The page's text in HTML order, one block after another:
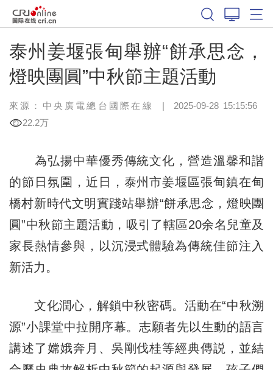
泰州姜堰張甸舉辦“餅承思念，
燈映團圓”中秋節主題活動
來源：中央廣電總台國際在線 | 2025-09-28 15:15:56
22.2万
為弘揚中華優秀傳統文化，營造溫馨和諧
的節日氛圍，近日，泰州市姜堰區張甸鎮在甸
橋村新時代文明實踐站舉辦“餅承思念，燈映團
圓”中秋節主題活動，吸引了轄區20余名兒童及
家長熱情參與，以沉浸式體驗為傳統佳節注入
新活力。
文化潤心，解鎖中秋密碼。活動在“中秋溯
源”小課堂中拉開序幕。志願者先以生動的語言
講述了嫦娥奔月、吳剛伐桂等經典傳説，並結